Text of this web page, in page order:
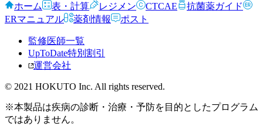
ホーム
表・計算 レジメン CTCAE
抗菌薬ガイド
ERマニュアル
薬剤情報 ポスト
監修医師一覧
UpToDate特別割引
運営会社
© 2021 HOKUTO Inc. All rights reserved.
※本製品は疾病の診断・治療・予防を目的としたプログラム
ではありません。